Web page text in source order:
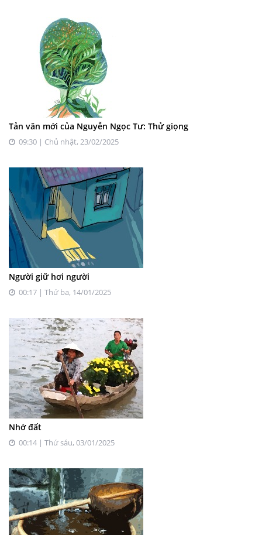
Tản văn mới của Nguyễn Ngọc Tư: Thử giọng
09:30 | Chủ nhật, 23/02/2025
Người giữ hơi người
00:17 | Thứ ba, 14/01/2025
Nhớ đất
00:14 | Thứ sáu, 03/01/2025